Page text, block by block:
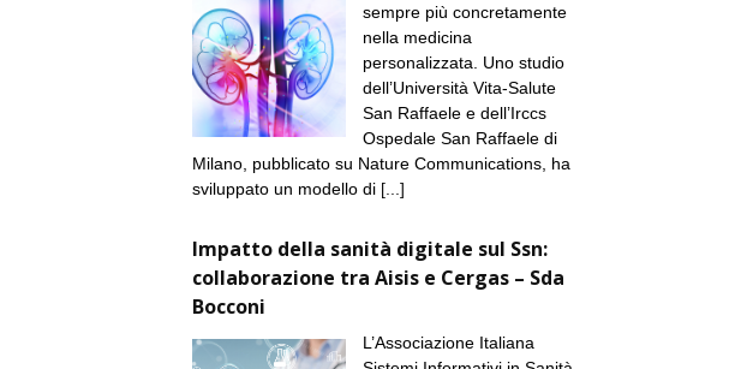
sempre più concretamente
nella medicina
personalizzata. Uno studio
dell’Università Vita-Salute
San Raffaele e dell’Irccs
Ospedale San Raffaele di
Milano, pubblicato su Nature Communications, ha
sviluppato un modello di [...]
Impatto della sanità digitale sul Ssn:
collaborazione tra Aisis e Cergas – Sda
Bocconi
L’Associazione Italiana